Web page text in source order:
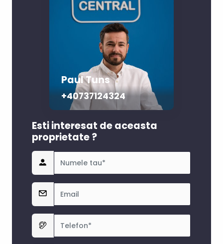
Paul Tuns
+40737124324
Esti interesat de aceasta
proprietate ?